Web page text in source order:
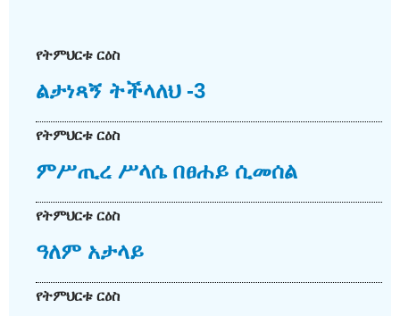
የትምህርቱ ርዕስ
ልታነጻኝ ትችላለህ -3
የትምህርቱ ርዕስ
ምሥጢረ ሥላሴ በፀሐይ ሲመሰል
የትምህርቱ ርዕስ
ዓለም አታላይ
የትምህርቱ ርዕስ